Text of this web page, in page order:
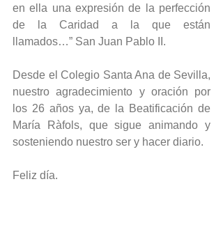
en ella una expresión de la perfección
de la Caridad a la que están
llamados…” San Juan Pablo II.
Desde el Colegio Santa Ana de Sevilla,
nuestro agradecimiento y oración por
los 26 años ya, de la Beatificación de
María Ràfols, que sigue animando y
sosteniendo nuestro ser y hacer diario.
Feliz día.